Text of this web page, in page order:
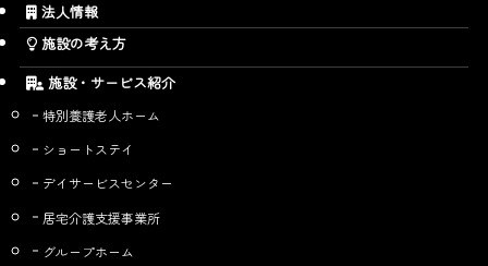
法人情報
施設の考え方
施設・サービス紹介
特別養護老人ホーム
ショートステイ
デイサービスセンター
居宅介護支援事業所
グループホーム